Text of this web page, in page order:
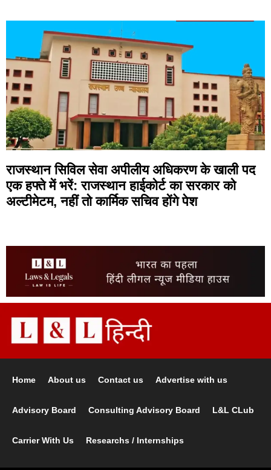
राजस्थान सिविल सेवा अपीलीय अधिकरण के खाली पद
एक हफ्ते में भरें: राजस्थान हाईकोर्ट का सरकार को
अल्टीमेटम, नहीं तो कार्मिक सचिव होंगे पेश
Home About us Contact us Advertise with us
Advisory Board Consulting Advisory Board L&L CLub
Carrier With Us Researchs / Internships